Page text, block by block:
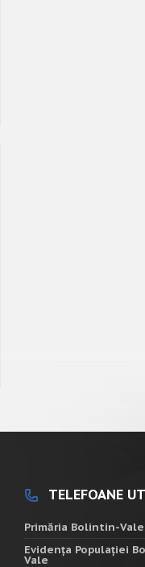
TELEFOANE
Primăria Bolintin-Vale
Evidența Populației
Vale